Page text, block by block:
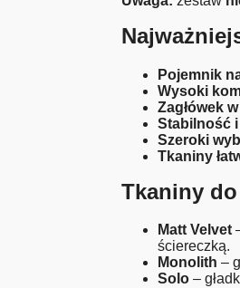
Pojemnik
Wysoki
Zagłówek
Stabilność
Szeroki
Tkaniny
Tkaniny
Matt Velvet
ściereczką.
Monolith –
Solo –